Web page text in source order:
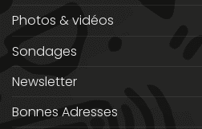
Photos & vidéos
Sondages
Newsletter
Bonnes Adresses